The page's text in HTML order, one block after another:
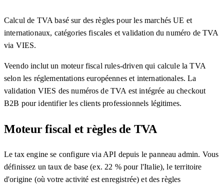
Calcul de TVA basé sur des règles pour les marchés UE et
internationaux, catégories fiscales et validation du numéro de TVA
via VIES.
Veendo inclut un moteur fiscal rules-driven qui calcule la TVA
selon les réglementations européennes et internationales. La
validation VIES des numéros de TVA est intégrée au checkout
B2B pour identifier les clients professionnels légitimes.
Moteur fiscal et règles de TVA
Le tax engine se configure via API depuis le panneau admin. Vous
définissez un taux de base (ex. 22 % pour l'Italie), le territoire
d'origine (où votre activité est enregistrée) et des règles